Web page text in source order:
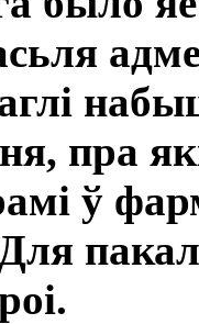
пра
ў